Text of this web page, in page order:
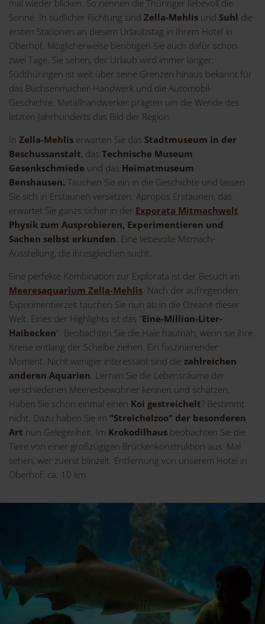
mal wieder blicken. So nennen die Thüringer liebevoll die
Sonne. In südlicher Richtung sind Zella-Mehlis und Suhl die
ersten Stationen an diesem Urlaubstag in Ihrem Hotel in
Oberhof. Möglicherweise benötigen Sie auch dafür schon
zwei Tage. Sie sehen, der Urlaub wird immer länger.
Südthüringen ist weit über seine Grenzen hinaus bekannt für
das Büchsenmacher-Handwerk und die Automobil-
Geschichte. Metallhandwerker prägten um die Wende des
letzten Jahrhunderts das Bild der Region.
In Zella-Mehlis erwarten Sie das Stadtmuseum in der
Beschussanstalt, das Technische Museum
Gesenkschmiede und das Heimatmuseum
Benshausen. Tauchen Sie ein in die Geschichte und lassen
Sie sich in Erstaunen versetzen. Apropos Erstaunen, das
erwartet Sie ganzs sicher in der Exporata Mitmachwelt
Physik zum Ausprobieren, Experimentieren und
Sachen selbst erkunden . Eine liebevolle Mitmach-
Ausstellung, die ihresgleichen sucht.
Eine perfekte Kombination zur Explorata ist der Besuch im
Meeresaquarium Zella-Mehlis . Nach der aufregenden
Experimentierzeit tauchen Sie nun ab in die Ozeane dieser
Welt. Eines der Highlights ist das "Eine-Million-Liter-
Haibecken". Beobachten Sie die Haie hautnah, wenn sie ihre
Kreise entlang der Scheibe ziehen. Ein faszinierender
Moment. Nicht weniger interessant sind die zahlreichen
anderen Aquarien . Lernen Sie die Lebensräume der
verschiedenen Meeresbewohner kennen und schätzen.
Haben Sie schon einmal einen Koi gestreichelt? Bestimmt
nicht. Dazu haben Sie im "Streichelzoo" der besonderen
Art nun Gelegenheit. Im Krokodilhaus beobachten Sie die
Tiere von einer großzügigen Brückenkonstruktion aus. Mal
sehen, wer zuerst blinzelt. Entfernung von unserem Hotel in
Oberhof: ca. 10 km